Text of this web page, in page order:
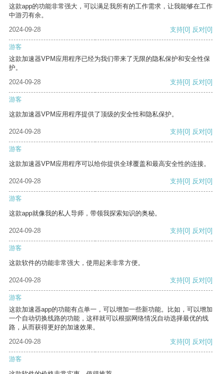
这款app的功能非常强大，可以满足我所有的工作需求，让我能够在工作
中游刃有余。
2024-09-28
支持[0] 反对[0]
游客
这款加速器VPM应用程序已经为我们带来了无限的隐私保护和安全性保
护。
2024-09-28
支持[0] 反对[0]
游客
这款加速器VPM应用程序提供了顶级的安全性和隐私保护。
2024-09-28 支持[0] 反对[0]
游客
这款加速器VPM应用程序可以给你提供全球覆盖和最高安全性的连接。
2024-09-28 支持[0] 反对[0]
游客
这款app就像我的私人导师，带领我探索知识的奥秘。
2024-09-28 支持[0] 反对[0]
游客
这款软件的功能非常强大，使用起来非常方便。
2024-09-28 支持[0] 反对[0]
游客
这款加速器app的功能有点单一，可以增加一些新功能。比如，可以增加
一个自动切换线路的功能，这样就可以根据网络情况自动选择最优的线
路，从而获得更好的加速效果。
2024-09-28
支持[0] 反对[0]
游客